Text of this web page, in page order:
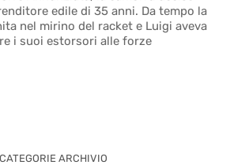
edile di 35 anni. Da tempo la
nel mirino del racket e Luigi aveva
i suoi estorsori alle forze
CATEGORIE ARCHIVIO